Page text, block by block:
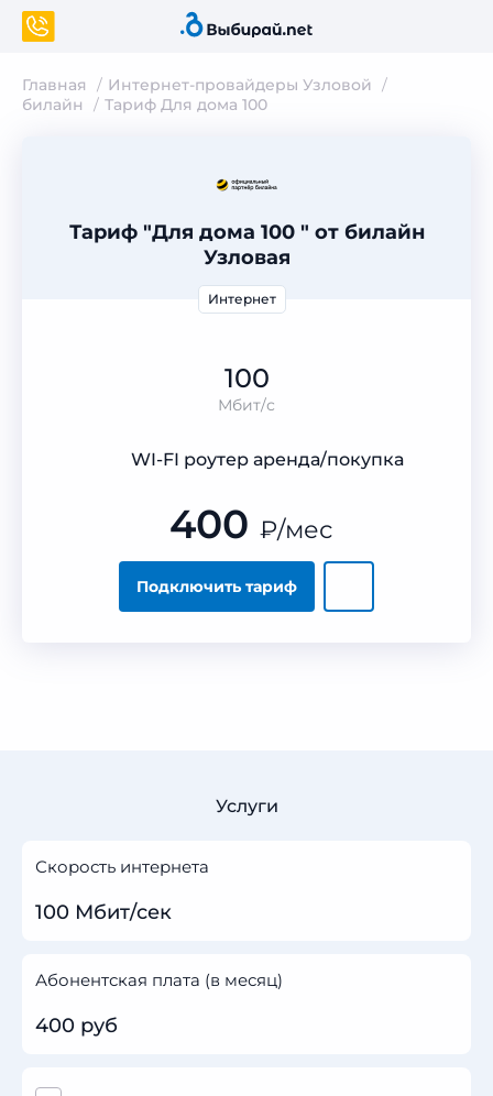
Главная
Интернет-провайдеры Узловой
билайн
Тариф Для дома 100
Тариф "Для дома 100 " от билайн
Узловая
Интернет
100
Мбит/с
WI-FI роутер аренда/покупка
Подключить тариф
400 ₽/мес
Услуги
Скорость интернета
100 Мбит/сек
Абонентская плата (в месяц)
400 руб